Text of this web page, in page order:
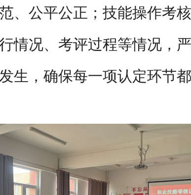
、公平公正；技能操作考
情况、考评过程等情况，
生，确保每一项认定环节